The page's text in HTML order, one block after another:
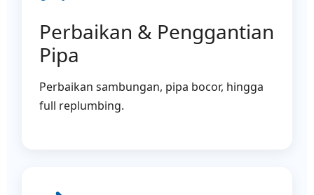
Perbaikan & Penggantian
Pipa
Perbaikan sambungan, pipa bocor, hingga
full replumbing.